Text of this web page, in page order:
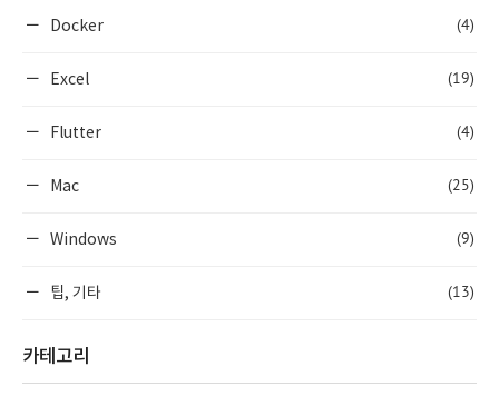
Docker (4)
Excel (19)
Flutter (4)
Mac (25)
Windows (9)
팁, 기타 (13)
카테고리